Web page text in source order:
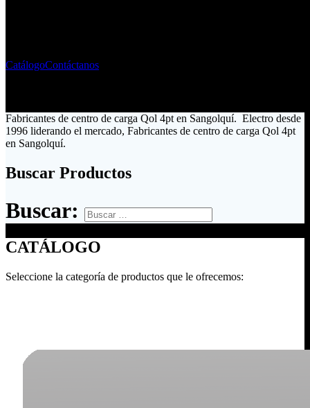
CatálogoContáctanos
Fabricantes de centro de carga Qol 4pt en Sangolquí. Electro desde
1996 liderando el mercado, Fabricantes de centro de carga Qol 4pt
en Sangolquí.
Buscar Productos
Buscar:
CATÁLOGO
Seleccione la categoría de productos que le ofrecemos: